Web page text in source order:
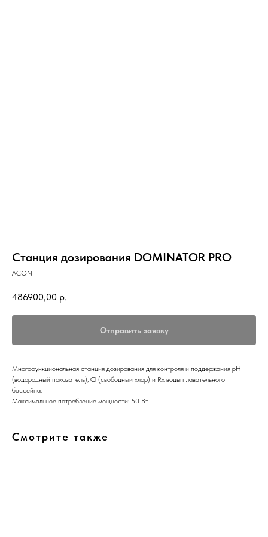
Станция дозирования DOMINATOR PRO
ACON
486900,00 р.
Отправить заявку
Многофункциональная станция дозирования для контроля и поддержания рН
(водородный показатель), Cl (свободный хлор) и Rx воды плавательного
бассейна.
Максимальное потребление мощности: 50 Вт
Смотрите также